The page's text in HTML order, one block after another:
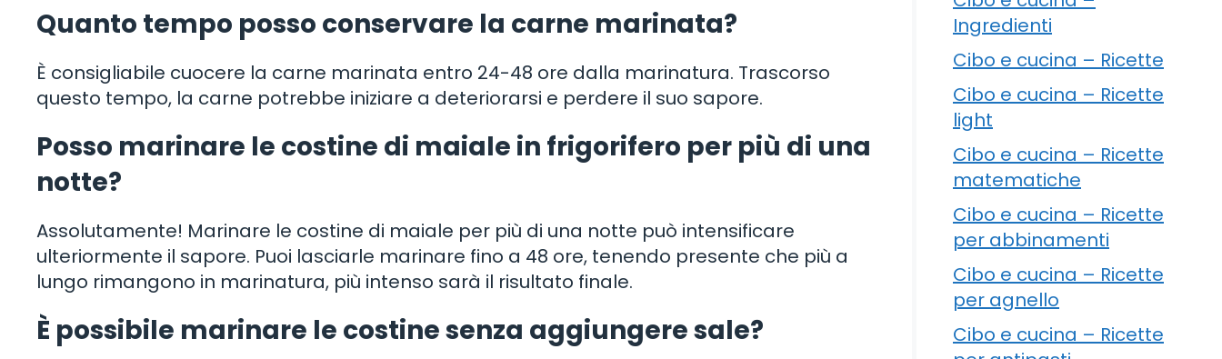
Quanto tempo posso conservare la carne marinata?
È consigliabile cuocere la carne marinata entro 24-48 ore dalla marinatura. Trascorso
questo tempo, la carne potrebbe iniziare a deteriorarsi e perdere il suo sapore.
Posso marinare le costine di maiale in frigorifero per più di una
notte?
Assolutamente! Marinare le costine di maiale per più di una notte può intensificare
ulteriormente il sapore. Puoi lasciarle marinare fino a 48 ore, tenendo presente che più a
lungo rimangono in marinatura, più intenso sarà il risultato finale.
È possibile marinare le costine senza aggiungere sale?
Ingredienti
Cibo e cucina – Ricette
Cibo e cucina – Ricette
light
Cibo e cucina – Ricette
matematiche
Cibo e cucina – Ricette
per abbinamenti
Cibo e cucina – Ricette
per agnello
Cibo e cucina – Ricette